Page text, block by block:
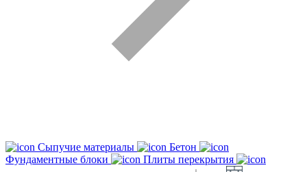
Сыпучие материалы
Бетон
Фундаментные блоки
Плиты перекрытия